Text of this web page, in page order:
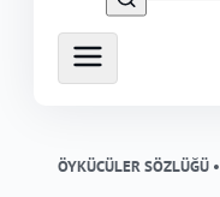
ÖYKÜCÜLER SÖZLÜĞÜ •